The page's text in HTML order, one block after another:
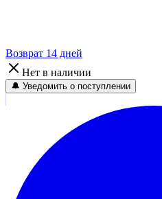
Возврат 14 дней
Нет в наличии
🔔 Уведомить о поступлении